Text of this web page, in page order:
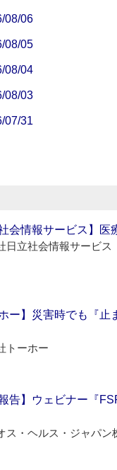
08/06
08/05
08/04
08/03
07/31
社会情報サービス】
日立社会情報サービス
ホー】災害時でも『
トーホー
報告】ウェビナー『
ス・ヘルス・ジャパン